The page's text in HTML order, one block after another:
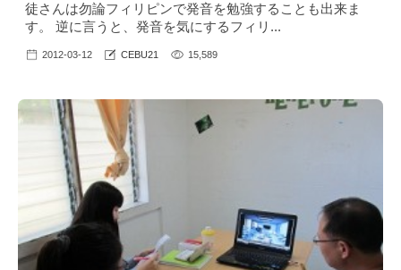
徒さんは勿論フィリピンで発音を勉強することも出来ま
す。 逆に言うと、発音を気にするフィリ...
2012-03-12 CEBU21 15,589